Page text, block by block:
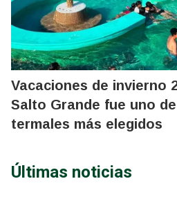
Vacaciones de invierno
Salto Grande fue uno
termales más elegidos
Últimas noticias